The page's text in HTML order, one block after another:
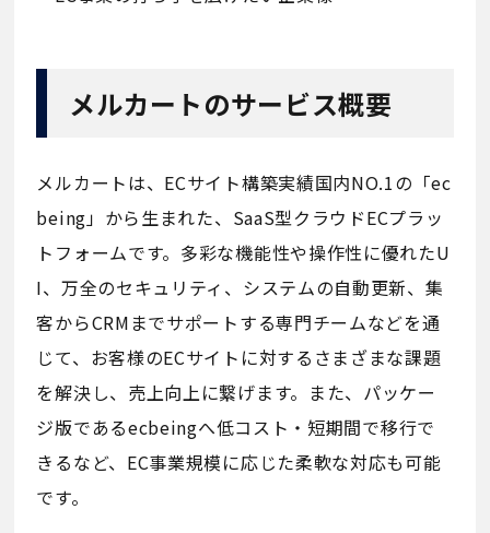
メルカートのサービス概要
メルカートは、ECサイト構築実績国内NO.1の「ec
being」から生まれた、SaaS型クラウドECプラッ
トフォームです。多彩な機能性や操作性に優れたU
I、万全のセキュリティ、システムの自動更新、集
客からCRMまでサポートする専門チームなどを通
じて、お客様のECサイトに対するさまざまな課題
を解決し、売上向上に繋げます。また、パッケー
ジ版であるecbeingへ低コスト・短期間で移行で
きるなど、EC事業規模に応じた柔軟な対応も可能
です。